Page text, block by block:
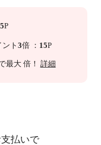
5P
ント 3倍 ： 15P
最大 倍！ 詳細
払いで